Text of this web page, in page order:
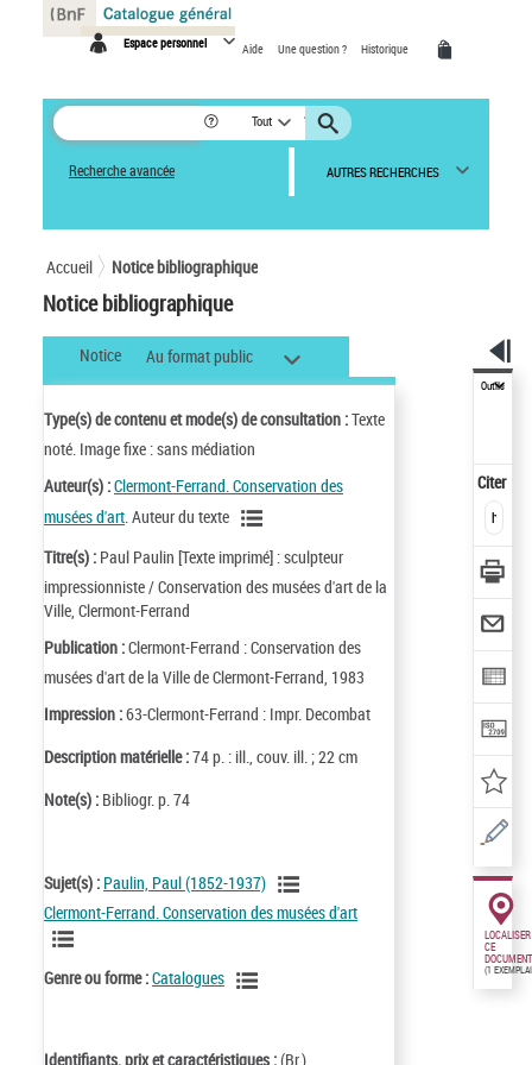
Espace personnel Aide Une question ? Historique
Tout
Recherche avancée AUTRES RECHERCHES
Accueil Notice bibliographique
Notice bibliographique
Notice Au format public
Type(s) de contenu et mode(s) de consultation :Texte
noté. Image fixe : sans médiation
Auteur(s) :Clermont-Ferrand. Conservation des
musées d'art . Auteur du texte
Titre(s) : Paul Paulin [Texte imprimé] : sculpteur
impressionniste / Conservation des musées d'art de la
Ville, Clermont-Ferrand
Publication :Clermont-Ferrand : Conservation des
musées d'art de la Ville de Clermont-Ferrand, 1983
Impression :63-Clermont-Ferrand : Impr. Decombat
Description matérielle :74 p. : ill., couv. ill. ; 22 cm
Note(s) : Bibliogr. p. 74
Sujet(s) : Paulin, Paul (1852-1937)
Clermont-Ferrand. Conservation des musées d'art
Genre ou forme :Catalogues
Identifiants, prix et caractéristiques :(Br.)
Outils
Citer
LOCALISER
CE
DOCUMENT
(1
Panneau de gestion des cookies